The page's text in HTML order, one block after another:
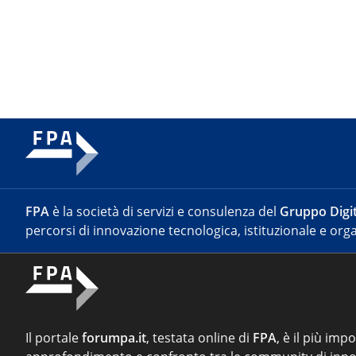
FPA è la società di servizi e consulenza del Gruppo
percorsi di innovazione tecnologica, istituzionale e
Il portaleforumpa.it, testata online di FPA, è il più